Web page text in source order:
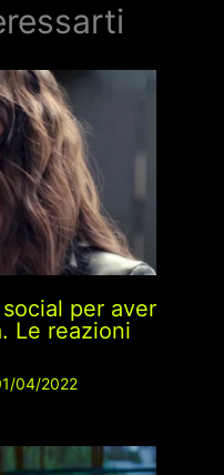
per aver
Le reazioni
04/2022